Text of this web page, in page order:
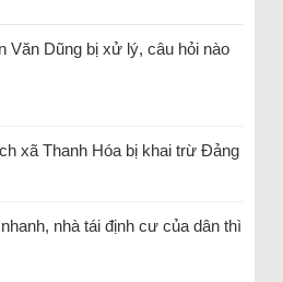
Văn Dũng bị xử lý, câu hỏi nào
xã Thanh Hóa bị khai trừ Đảng
nhà tái định cư của dân thì